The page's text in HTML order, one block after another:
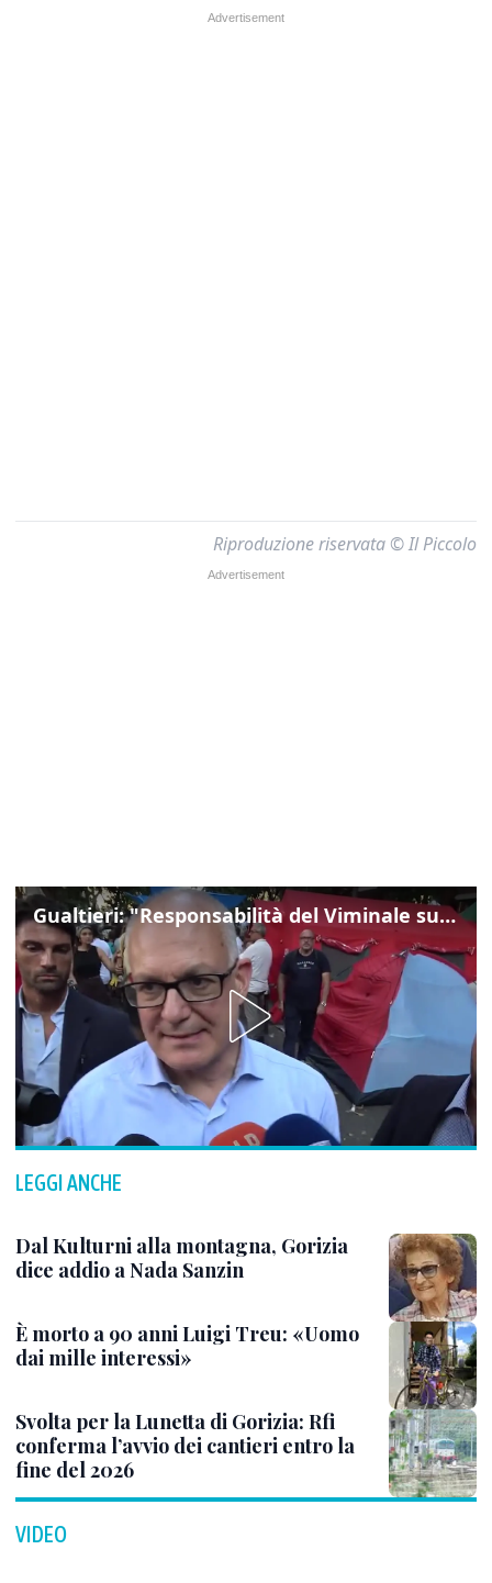
Riproduzione riservata © Il Piccolo
Gualtieri: "Responsabilità del Viminale su Spin Time? La posizione dei partiti è nota"
LEGGI ANCHE
Dal Kulturni alla montagna, Gorizia
dice addio a Nada Sanzin
È morto a 90 anni Luigi Treu: «Uomo
dai mille interessi»
Svolta per la Lunetta di Gorizia: Rfi
conferma l’avvio dei cantieri entro la
fine del 2026
VIDEO